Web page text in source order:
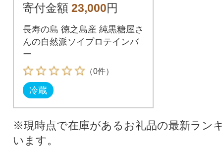
寄付金額 23,000円
長寿の島 徳之島産 純黒糖屋さ
んの自然派ソイプロテインバ
ー
（0件）
冷蔵
※現時点で在庫があるお礼品の最新ラン
います。